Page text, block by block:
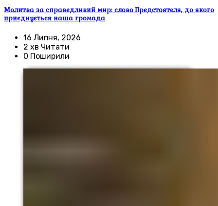
Молитва за справедливий мир: слово Предстоятеля, до якого
приєднується наша громада
16 Липня, 2026
2 хв Читати
0 Поширили